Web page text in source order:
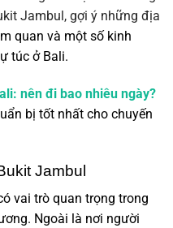
Jambul, gợi ý những địa
quan và một số kinh
túc ở Bali.
nên đi bao nhiêu ngày?
bị tốt nhất cho chuyến
Jambul
vai trò quan trọng trong
Ngoài là nơi người